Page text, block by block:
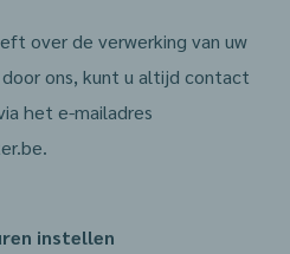
over de verwerking van uw
ons, kunt u altijd contact
het e-mailadres
instellen